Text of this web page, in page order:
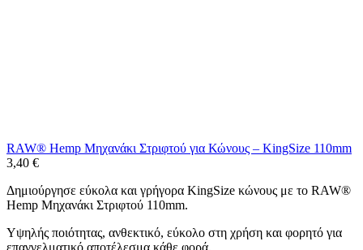
RAW® Hemp Μηχανάκι Στριφτού για Κώνους – KingSize 110mm
3,40 €
Δημιούργησε εύκολα και γρήγορα KingSize κώνους με το RAW®
Hemp Μηχανάκι Στριφτού 110mm.
Υψηλής ποιότητας, ανθεκτικό, εύκολο στη χρήση και φορητό για
επαγγελματικό αποτέλεσμα κάθε φορά.